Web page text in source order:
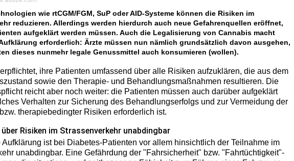
wie rtCGM/FGM, SuP oder AID-Systeme können die Risiken im
reduzieren. Allerdings werden hierdurch auch neue Gefahrenquellen eröffnet,
aufgeklärt werden müssen. Auch die Legalisierung von Cannabis macht
erforderlich: Ärzte müssen nun nämlich grundsätzlich davon ausgehen,
dieses nunmehr legale Genussmittel auch konsumieren (wollen).
ihre Patienten umfassend über alle Risiken aufzuklären, die aus dem
sowie den Therapie- und Behandlungsmaßnahmen resultieren. Die
reicht aber noch weiter: die Patienten müssen auch darüber aufgeklärt
Verhalten zur Sicherung des Behandlungserfolgs und zur Vermeidung der
therapiebedingter Risiken erforderlich ist.
Risiken im Strassenverkehr unabdingbar
Aufklärung ist bei Diabetes-Patienten vor allem hinsichtlich der Teilnahme im
unabdingbar. Eine Gefährdung der "Fahrsicherheit" bzw. "Fahrtüchtigkeit"-